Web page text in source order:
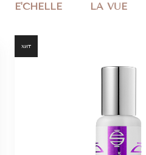
E'CHELLE LA VUE
хит